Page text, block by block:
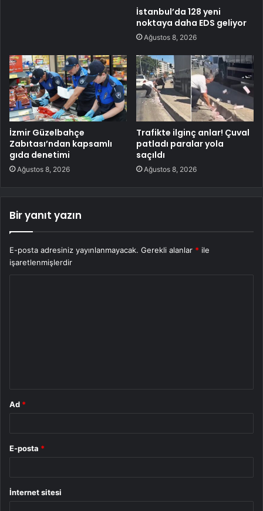
İstanbul’da 128 yeni
noktaya daha EDS geliyor
Ağustos 8, 2026
İzmir Güzelbahçe
Zabıtası’ndan kapsamlı
gıda denetimi
Ağustos 8, 2026
Trafikte ilginç anlar! Çuval
patladı paralar yola
saçıldı
Ağustos 8, 2026
Bir yanıt yazın
E-posta adresiniz yayınlanmayacak. Gerekli alanlar * ile
işaretlenmişlerdir
Ad *
E-posta *
İnternet sitesi